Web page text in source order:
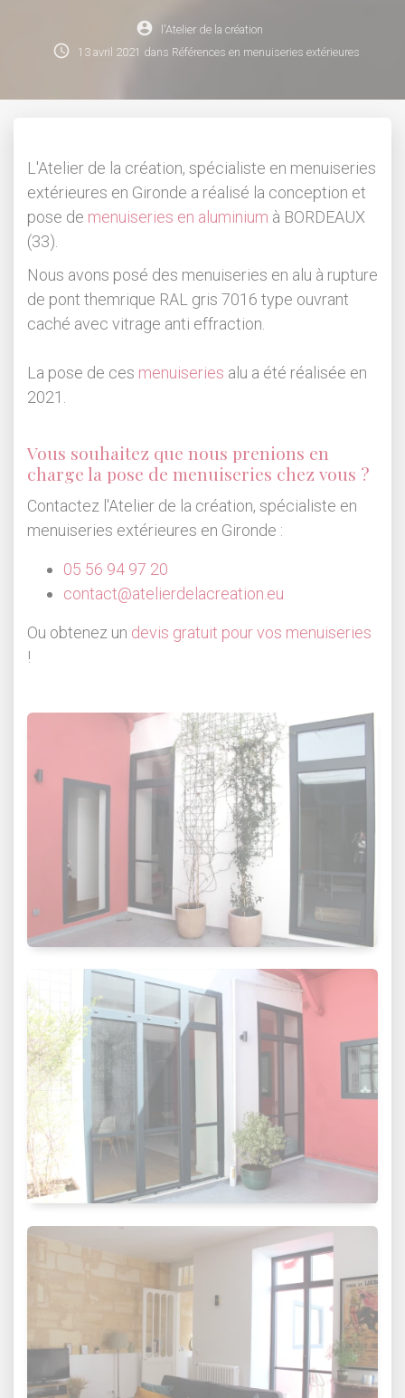
account_circle l'Atelier de la création
schedule 13 avril 2021 dans Références en menuiseries extérieures
L'Atelier de la création, spécialiste en menuiseries
extérieures en Gironde a réalisé la conception et
pose de menuiseries en aluminium à BORDEAUX
(33).
Nous avons posé des menuiseries en alu à rupture
de pont themrique RAL gris 7016 type ouvrant
caché avec vitrage anti effraction.
La pose de ces menuiseries alu a été réalisée en
2021.
Vous souhaitez que nous prenions en
charge la pose de menuiseries chez vous ?
Contactez l'Atelier de la création, spécialiste en
menuiseries extérieures en Gironde :
05 56 94 97 20
contact@atelierdelacreation.eu
Ou obtenez un devis gratuit pour vos menuiseries
!